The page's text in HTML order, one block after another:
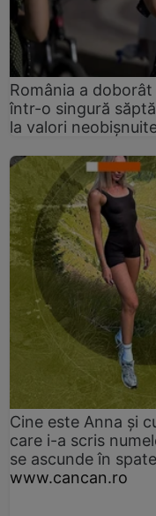
România a
într-o singură
la valori
Cine este Anna și
care i-a scris
se ascunde în
www.cancan.ro